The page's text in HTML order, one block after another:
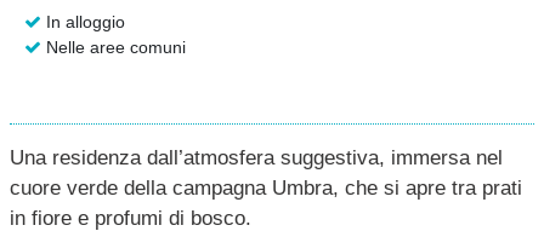
In alloggio
Nelle aree comuni
Una residenza dall’atmosfera suggestiva, immersa nel
cuore verde della campagna Umbra, che si apre tra prati
in fiore e profumi di bosco.